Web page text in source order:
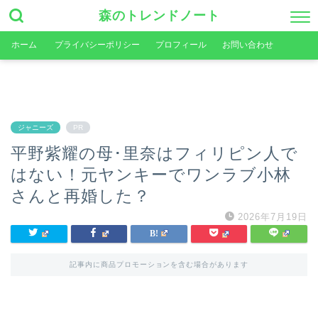
森のトレンドノート
ホーム プライバシーポリシー プロフィール お問い合わせ
ジャニーズ PR
平野紫耀の母･里奈はフィリピン人で
はない！元ヤンキーでワンラブ小林
さんと再婚した？
2026年7月19日
記事内に商品プロモーションを含む場合があります